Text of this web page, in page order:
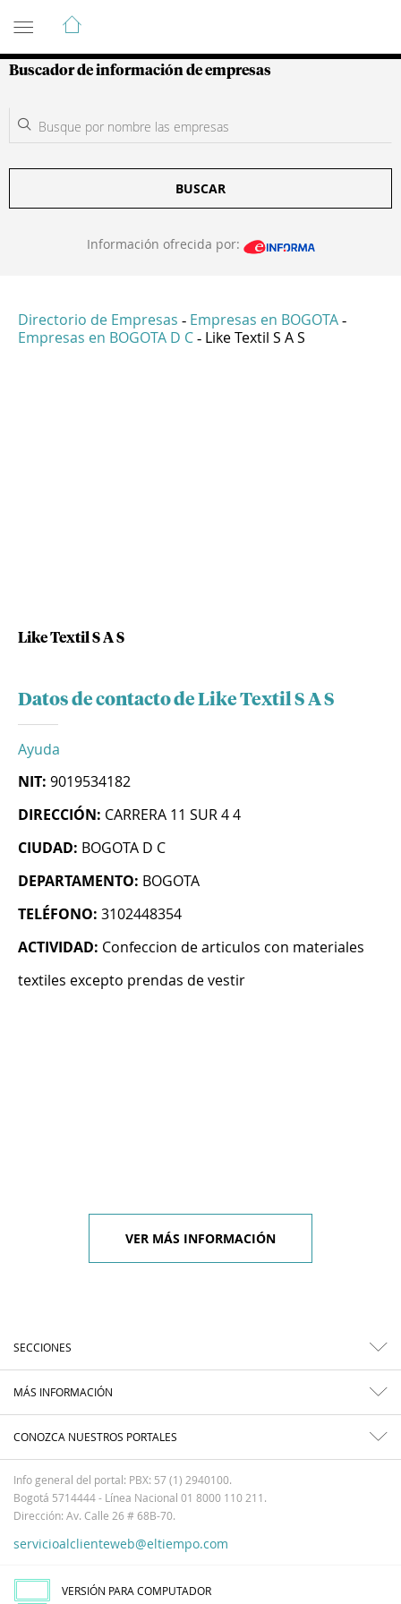
Guía de Empresas Colombianas
Buscador de información de empresas
BUSCAR
Información ofrecida por:
Directorio de Empresas - Empresas en BOGOTA -
Empresas en BOGOTA D C - Like Textil S A S
Like Textil S A S
Datos de contacto de Like Textil S A S
Ayuda
NIT: 9019534182
DIRECCIÓN: CARRERA 11 SUR 4 4
CIUDAD: BOGOTA D C
DEPARTAMENTO: BOGOTA
TELÉFONO: 3102448354
ACTIVIDAD: Confeccion de articulos con materiales
textiles excepto prendas de vestir
VER MÁS INFORMACIÓN
SECCIONES
MÁS INFORMACIÓN
CONOZCA NUESTROS PORTALES
Info general del portal: PBX: 57 (1) 2940100.
Bogotá 5714444 - Línea Nacional 01 8000 110 211.
Dirección: Av. Calle 26 # 68B-70.
servicioalclienteweb@eltiempo.com
VERSIÓN PARA COMPUTADOR